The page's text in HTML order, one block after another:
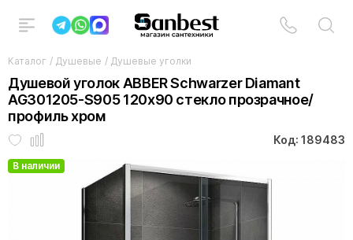
Каталог / Душевые / Душевые уголки
Душевой уголок ABBER Schwarzer Diamant
AG301205-S905 120x90 стекло прозрачное/
профиль хром
Код: 189483
В наличии